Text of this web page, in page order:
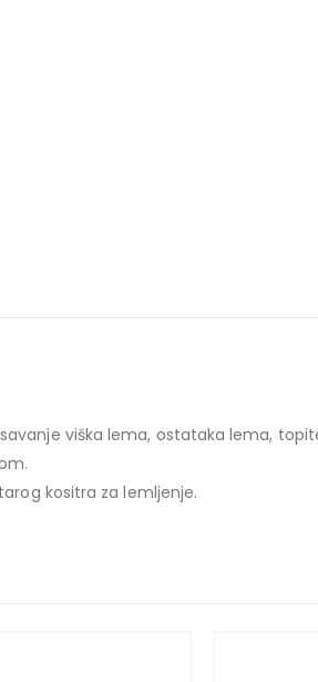
viška lema, ostataka lema,
kositra za lemljenje.